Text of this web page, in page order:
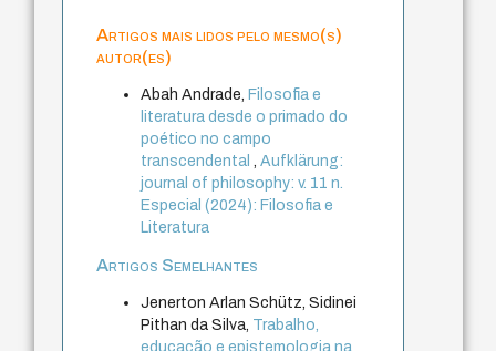
Artigos mais lidos pelo mesmo(s)
autor(es)
Abah Andrade, Filosofia e
literatura desde o primado do
poético no campo
transcendental,Aufklärung:
journal of philosophy: v. 11 n.
Especial (2024): Filosofia e
Literatura
Artigos Semelhantes
Jenerton Arlan Schütz, Sidinei
Pithan da Silva, Trabalho,
educação e epistemologia na